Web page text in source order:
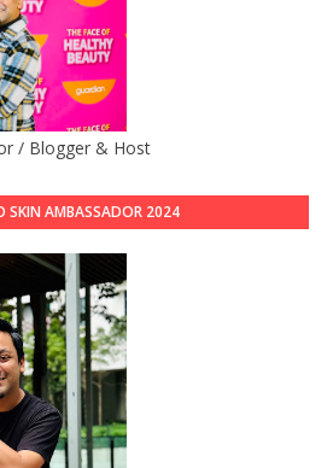
/ Blogger & Host
SKIN AMBASSADOR 2024